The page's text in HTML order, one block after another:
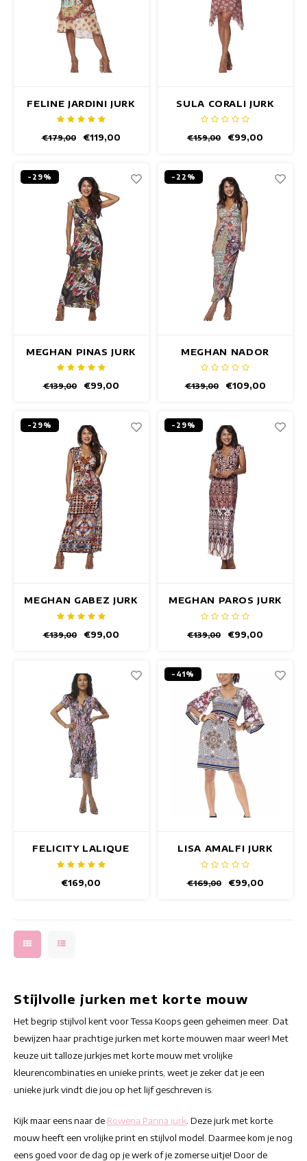
FELINE JARDINI JURK
€179,00 €119,00
SULA CORALI JURK
€159,00 €99,00
-29%
MEGHAN PINAS JURK
€139,00 €99,00
-22%
MEGHAN NADOR
JURK
€139,00 €109,00
-29%
MEGHAN GABEZ JURK
€139,00 €99,00
-29%
MEGHAN PAROS JURK
€139,00 €99,00
FELICITY LALIQUE
JURK
€169,00
-41%
LISA AMALFI JURK
€169,00 €99,00
Stijlvolle jurken met korte mouw
Het begrip stijlvol kent voor Tessa Koops geen geheimen meer. Dat
bewijzen haar prachtige jurken met korte mouwen maar weer! Met
keuze uit talloze jurkjes met korte mouw met vrolijke
kleurencombinaties en unieke prints, weet je zeker dat je een
unieke jurk vindt die jou op het lijf geschreven is.
Kijk maar eens naar de Rowena Panna jurk . Deze jurk met korte
mouw heeft een vrolijke print en stijlvol model. Daarmee kom je nog
eens goed voor de dag op je werk of je zomerse uitje! Door de